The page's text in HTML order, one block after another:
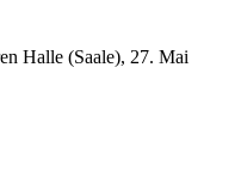
Halle (Saale), 27. Mai